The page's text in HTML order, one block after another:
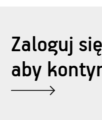
Zaloguj
aby